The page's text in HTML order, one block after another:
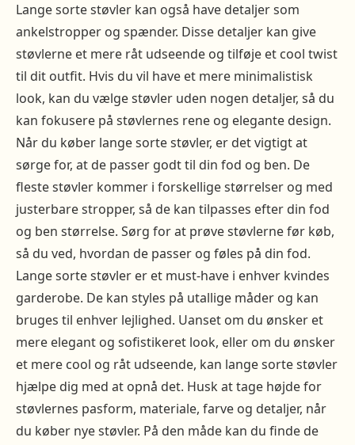
Lange sorte støvler kan også have detaljer som
ankelstropper og spænder. Disse detaljer kan give
støvlerne et mere råt udseende og tilføje et cool twist
til dit outfit. Hvis du vil have et mere minimalistisk
look, kan du vælge støvler uden nogen detaljer, så du
kan fokusere på støvlernes rene og elegante design.
Når du køber lange sorte støvler, er det vigtigt at
sørge for, at de passer godt til din fod og ben. De
fleste støvler kommer i forskellige størrelser og med
justerbare stropper, så de kan tilpasses efter din fod
og ben størrelse. Sørg for at prøve støvlerne før køb,
så du ved, hvordan de passer og føles på din fod.
Lange sorte støvler er et must-have i enhver kvindes
garderobe. De kan styles på utallige måder og kan
bruges til enhver lejlighed. Uanset om du ønsker et
mere elegant og sofistikeret look, eller om du ønsker
et mere cool og råt udseende, kan lange sorte støvler
hjælpe dig med at opnå det. Husk at tage højde for
støvlernes pasform, materiale, farve og detaljer, når
du køber nye støvler. På den måde kan du finde de